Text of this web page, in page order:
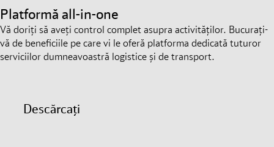
Platformă all-in-one
Vă doriți să aveți control complet asupra activităților. Bucurați-
vă de beneficiile pe care vi le oferă platforma dedicată tuturor
serviciilor dumneavoastră logistice și de transport.
Descărcați